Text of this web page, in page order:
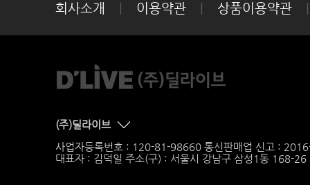
회사소개 이용약관 상품이용약관
(주)딜라이브
사업자등록번호 : 120-81-98660 통신판매업 신고 :
대표자 : 김덕일 주소(구) : 서울시 강남구 삼성1동 168-